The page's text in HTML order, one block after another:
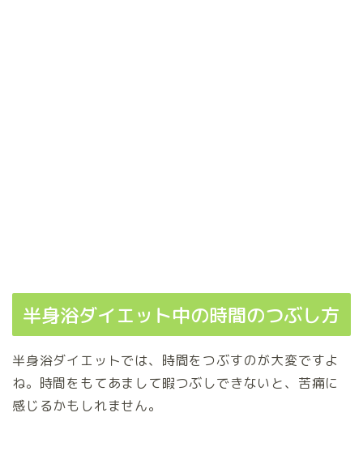
半身浴ダイエット中の時間のつぶし方
半身浴ダイエットでは、時間をつぶすのが大変ですよ
ね。時間をもてあまして暇つぶしできないと、苦痛に
感じるかもしれません。